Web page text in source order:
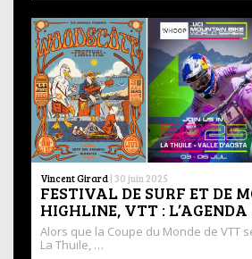
Vincent Girard | 30 juin 2025
FESTIVAL DE SURF ET DE
HIGHLINE, VTT :
Alors que la Coupe du Monde de VTT
La Thuile, …